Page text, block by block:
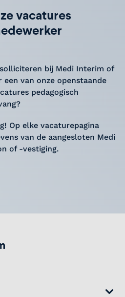
vacatures
bij Medi Interim of
van onze openstaande
pedagogisch
Op elke vacaturepagina
van de aangesloten Medi
of -vestiging.